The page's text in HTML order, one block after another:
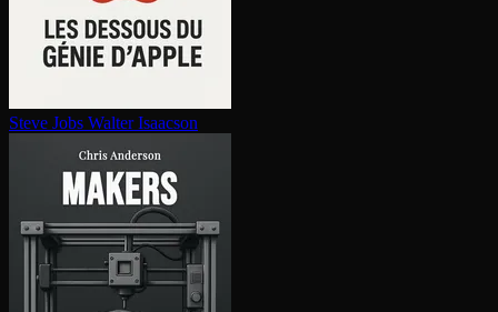
Steve Jobs Walter Isaacson